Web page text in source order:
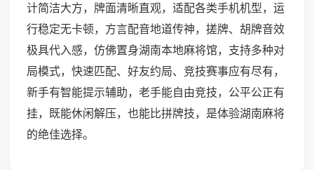
计简洁大方，牌面清晰直观，适配各类手机机型，运
行稳定无卡顿，方言配音地道传神，搓牌、胡牌音效
极具代入感，仿佛置身湖南本地麻将馆，支持多种对
局模式，快速匹配、好友约局、竞技赛事应有尽有，
新手有智能提示辅助，老手能自由竞技，公平公正有
挂，既能休闲解压，也能比拼牌技，是体验湖南麻将
的绝佳选择。